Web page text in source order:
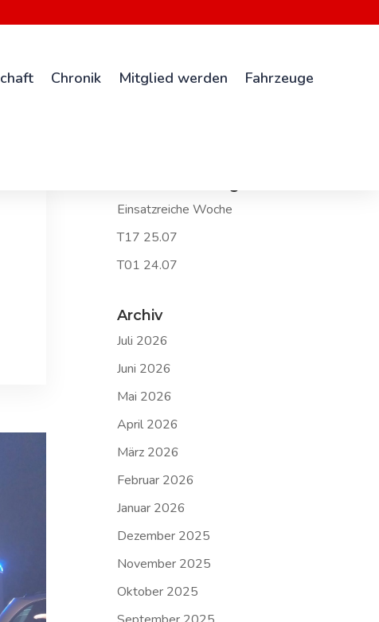
Chronik Mitglied werden Fahrzeuge
Einsatzreiche Woche
T17 25.07
T01 24.07
Archiv
Juli 2026
Juni 2026
Mai 2026
April 2026
März 2026
Februar 2026
Januar 2026
Dezember 2025
November 2025
Oktober 2025